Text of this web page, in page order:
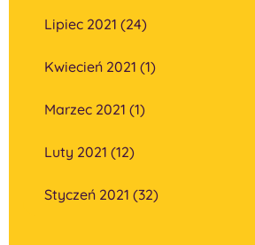
Lipiec 2021 (24)
Kwiecień 2021 (1)
Marzec 2021 (1)
Luty 2021 (12)
Styczeń 2021 (32)